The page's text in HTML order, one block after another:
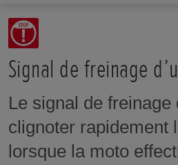
Cet agencement
de rapport en
séquentielle.
Signal de freinage
Le signal de freinage
clignoter rapidement
lorsque la moto